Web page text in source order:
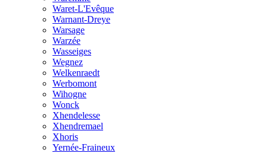
Waret-L'Evêque
Warnant-Dreye
Warsage
Warzée
Wasseiges
Wegnez
Welkenraedt
Werbomont
Wihogne
Wonck
Xhendelesse
Xhendremael
Xhoris
Yernée-Fraineux